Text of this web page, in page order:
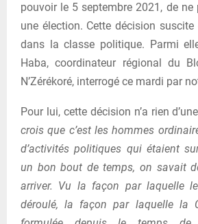
pouvoir le 5 septembre 2021, de ne
une élection. Cette décision
dans la classe politique. Parmi
Haba, coordinateur régional du
N’Zérékoré, interrogé ce mardi par
Pour lui, cette décision n’a rien
crois que c’est les hommes
d’activités politiques qui étaient
un bon bout de temps, on savait
arriver. Vu la façon par laquelle le
déroulé, la façon par laquelle la